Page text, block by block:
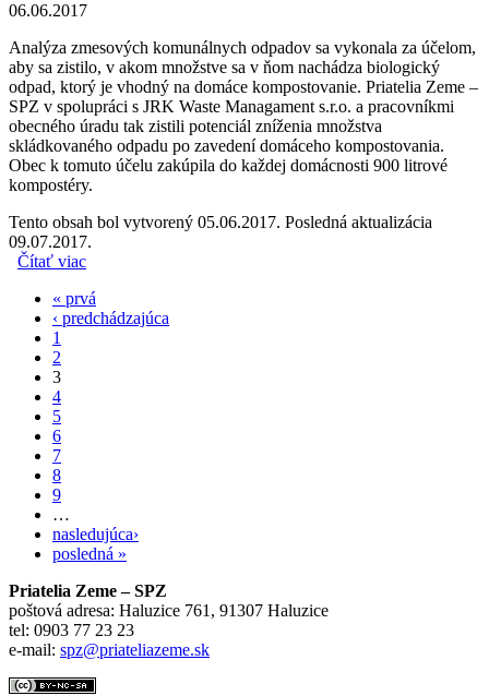
06.06.2017
Analýza zmesových komunálnych odpadov sa vykonala za účelom,
aby sa zistilo, v akom množstve sa v ňom nachádza biologický
odpad, ktorý je vhodný na domáce kompostovanie. Priatelia Zeme –
SPZ v spolupráci s JRK Waste Managament s.r.o. a pracovníkmi
obecného úradu tak zistili potenciál zníženia množstva
skládkovaného odpadu po zavedení domáceho kompostovania.
Obec k tomuto účelu zakúpila do každej domácnosti 900 litrové
kompostéry.
Tento obsah bol vytvorený 05.06.2017. Posledná aktualizácia
09.07.2017.
Čítať viac
Stránky
« prvá
‹ predchádzajúca
1
2
3
4
5
6
7
8
9
…
nasledujúca›
posledná »
Priatelia Zeme – SPZ
poštová adresa: Haluzice 761, 91307 Haluzice
tel: 0903 77 23 23
e-mail: spz@priateliazeme.sk